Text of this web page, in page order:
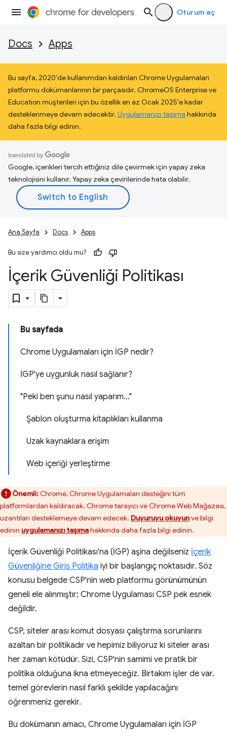
Oturum aç
Docs Apps
Bu sayfa, 2020'de kullanımdan kaldırılan Chrome Uygulamaları
platformu dokümanlarının bir parçasıdır. ChromeOS Enterprise ve
Education müşterileri için bu özellik en az Ocak 2025'e kadar
desteklenmeye devam edecektir. Uygulamanızı taşıma hakkında
daha fazla bilgi edinin.
Google, içerikleri tercih ettiğiniz dile çevirmek için yapay zeka
teknolojisini kullanır. Yapay zeka çevirilerinde hata olabilir.
Ana Sayfa Docs Apps
Bu size yardımcı oldu mu?
İçerik Güvenliği Politikası
Bu sayfada
Chrome Uygulamaları için İGP nedir?
İGP'ye uygunluk nasıl sağlanır?
"Peki ben şunu nasıl yaparım..."
Şablon oluşturma kitaplıkları kullanma
Uzak kaynaklara erişim
Web içeriği yerleştirme
Önemli:Chrome, Chrome Uygulamaları desteğini tüm
platformlardan kaldıracak. Chrome tarayıcı ve Chrome Web Mağazası,
uzantıları desteklemeye devam edecek. Duyuruyu okuyunve bilgi
edinin uygulamanızı taşımahakkında daha fazla bilgi edinin.
İçerik Güvenliği Politikası'na (İGP) aşina değilseniz İçerik
Güvenliğine Giriş Politika iyi bir başlangıç noktasıdır. Söz
konusu belgede CSP'nin web platformu görünümünün
geneli ele alınmıştır; Chrome Uygulaması CSP pek esnek
değildir.
CSP, siteler arası komut dosyası çalıştırma sorunlarını
azaltan bir politikadır ve hepimiz biliyoruz ki siteler arası
her zaman kötüdür. Sizi, CSP'nin samimi ve pratik bir
politika olduğuna ikna etmeyeceğiz. Birtakım işler de var.
temel görevlerin nasıl farklı şekilde yapılacağını
öğrenmeniz gerekir.
Bu dokümanın amacı, Chrome Uygulamaları için İGP